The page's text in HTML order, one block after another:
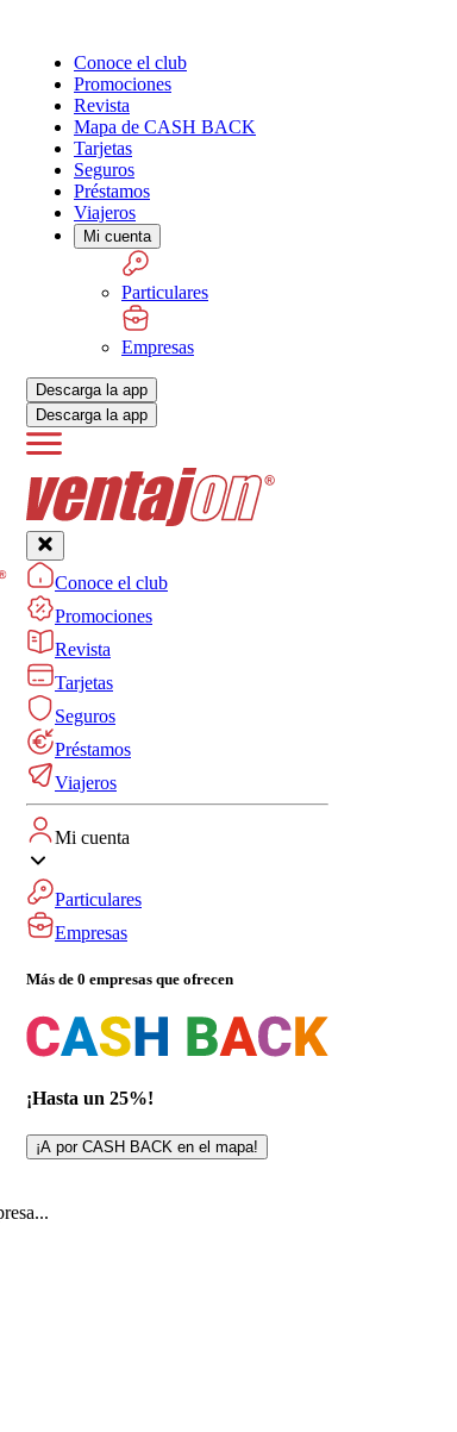
Conoce el club
Promociones
Revista
Mapa de CASH BACK
Tarjetas
Seguros
Préstamos
Viajeros
Mi cuenta
Particulares
Empresas
Descarga la app
Descarga la app
Conoce el club
Promociones
Revista
Tarjetas
Seguros
Préstamos
Viajeros
Mi cuenta
Particulares
Empresas
Más de 0 empresas que ofrecen
¡Hasta un 25%!
¡A por CASH BACK en el mapa!